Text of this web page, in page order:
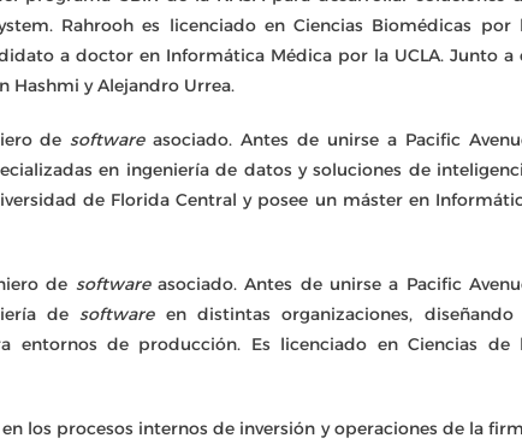
Rahrooh es licenciado en Ciencias Biomédicas por
a doctor en Informática Médica por la UCLA. Junto a
Hashmi y Alejandro Urrea.
desoftwareasociado. Antes de unirse a Pacific
en ingeniería de datos y soluciones de
de Florida Central y posee un máster en
de softwareasociado. Antes de unirse a Pacific
desoftwareen distintas organizaciones, diseñando
entornos de producción. Es licenciado en Ciencias de
los procesos internos de inversión y operaciones de la